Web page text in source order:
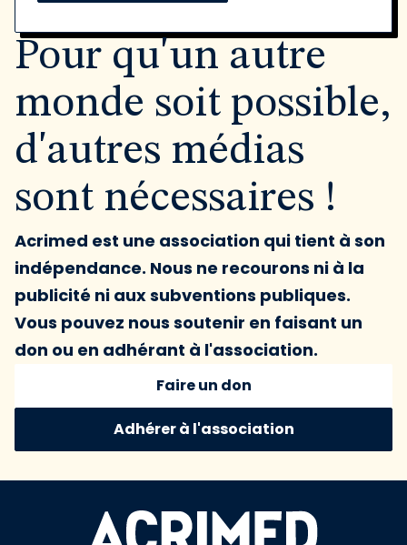
Pour qu'un autre
monde soit possible,
d'autres médias
sont nécessaires !
Acrimed est une association qui tient à son
indépendance. Nous ne recourons ni à la
publicité ni aux subventions publiques.
Vous pouvez nous soutenir en faisant un
don ou en adhérant à l'association.
Faire un don
Adhérer à l'association